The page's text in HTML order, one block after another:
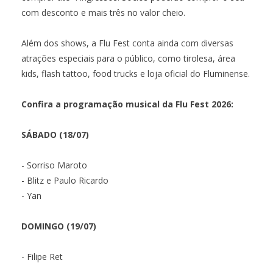
com desconto e mais três no valor cheio.
Além dos shows, a Flu Fest conta ainda com diversas
atrações especiais para o público, como tirolesa, área
kids, flash tattoo, food trucks e loja oficial do Fluminense.
Confira a programação musical da Flu Fest 2026:
SÁBADO (18/07)
- Sorriso Maroto
- Blitz e Paulo Ricardo
- Yan
DOMINGO (19/07)
- Filipe Ret